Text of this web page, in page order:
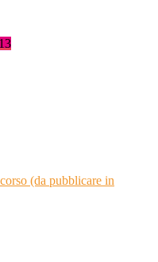
13
(da pubblicare in